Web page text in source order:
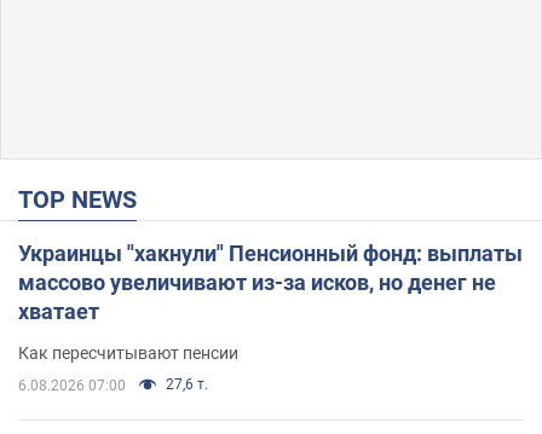
TOP NEWS
Украинцы "хакнули" Пенсионный фонд: выплаты
массово увеличивают из-за исков, но денег не
хватает
Как пересчитывают пенсии
6.08.2026 07:00 27,6 т.